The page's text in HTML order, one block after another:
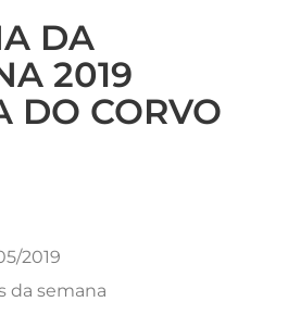
DA
2019
DO CORVO
2019
da semana